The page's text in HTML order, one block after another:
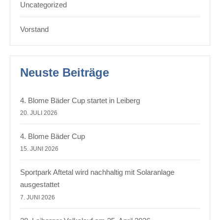
Uncategorized
Vorstand
Neuste Beiträge
4. Blome Bäder Cup startet in Leiberg
20. JULI 2026
4. Blome Bäder Cup
15. JUNI 2026
Sportpark Aftetal wird nachhaltig mit Solaranlage
ausgestattet
7. JUNI 2026